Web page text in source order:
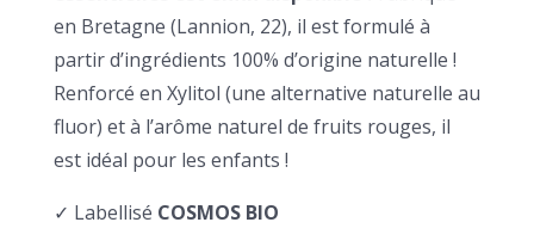
8,00€
en Bretagne (Lannion, 22), il est formulé à
partir d’ingrédients 100% d’origine naturelle !
Renforcé en Xylitol (une alternative naturelle au
fluor) et à l’arôme naturel de fruits rouges, il
est idéal pour les enfants !
✓ Labellisé COSMOS BIO